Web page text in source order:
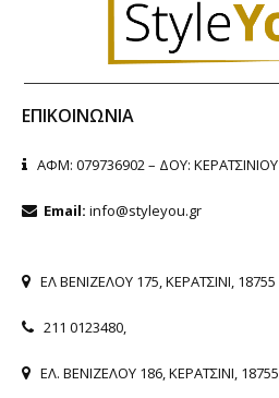
ΕΠΙΚΟΙΝΩΝΊΑ
ΑΦΜ: 079736902 – ΔΟΥ: ΚΕΡΑΤΣΙΝΙΟΥ
Email: info@styleyou.gr
ΕΛ ΒΕΝΙΖΕΛΟΥ 175, ΚΕΡΑΤΣΙΝΙ, 18755
211 0123480
ΕΛ. ΒΕΝΙΖΕΛΟΥ 186, ΚΕΡΑΤΣΙΝΙ, 18755